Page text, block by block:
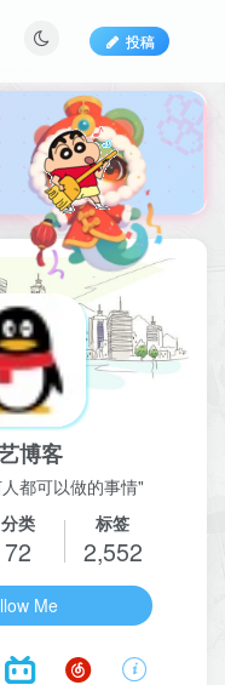
投稿
博客
都可以做的事情"
分类
72
标签
2,552
Me